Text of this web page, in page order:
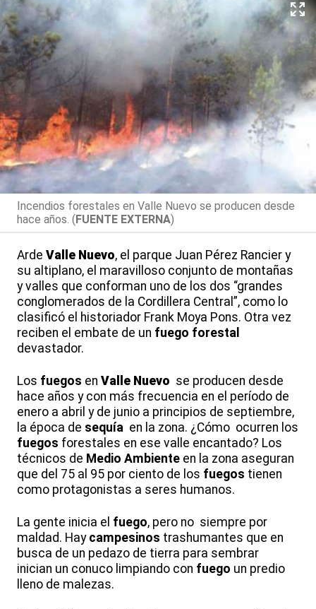
Incendios forestales en Valle Nuevo se producen desde
hace años. (FUENTE EXTERNA)
Arde Valle Nuevo, el parque Juan Pérez Rancier y
su altiplano, el maravilloso conjunto de montañas
y valles que conforman uno de los dos “grandes
conglomerados de la Cordillera Central”, como lo
clasificó el historiador Frank Moya Pons. Otra vez
reciben el embate de un fuego forestal
devastador.
Los fuegos en Valle Nuevo se producen desde
hace años y con más frecuencia en el período de
enero a abril y de junio a principios de septiembre,
la época de sequía en la zona. ¿Cómo ocurren los
fuegos forestales en ese valle encantado? Los
técnicos de Medio Ambiente en la zona aseguran
que del 75 al 95 por ciento de los fuegos tienen
como protagonistas a seres humanos.
La gente inicia el fuego, pero no siempre por
maldad. Hay campesinos trashumantes que en
busca de un pedazo de tierra para sembrar
inician un conuco limpiando con fuego un predio
lleno de malezas.